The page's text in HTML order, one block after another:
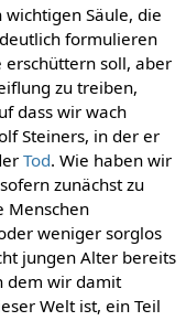
Säule, die
formulieren
erschüttern soll, aber
zu treiben,
dass wir wach
Steiners, in der er
Tod. Wie haben wir
zunächst zu
Menschen
weniger sorglos
jungen Alter bereits
dem wir damit
Welt ist, ein Teil